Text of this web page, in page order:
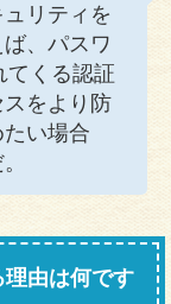
リティを
、パスワ
てくる認証
をより防
い場合
由は何です